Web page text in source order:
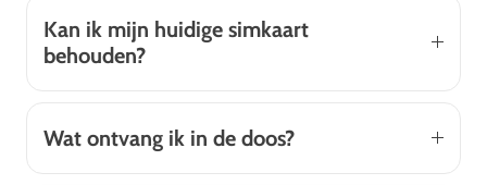
Kan ik mijn huidige simkaart
behouden?
Wat ontvang ik in de doos?